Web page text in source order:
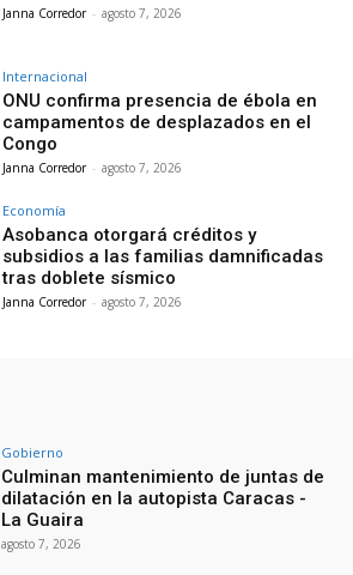
Janna Corredor - agosto 7, 2026
Internacional
ONU confirma presencia de ébola en
campamentos de desplazados en el
Congo
Janna Corredor - agosto 7, 2026
Economía
Asobanca otorgará créditos y
subsidios a las familias damnificadas
tras doblete sísmico
Janna Corredor - agosto 7, 2026
Gobierno
Culminan mantenimiento de juntas de
dilatación en la autopista Caracas -
La Guaira
agosto 7, 2026